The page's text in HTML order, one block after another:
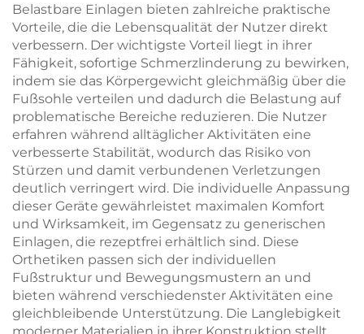
Belastbare Einlagen bieten zahlreiche praktische
Vorteile, die die Lebensqualität der Nutzer direkt
verbessern. Der wichtigste Vorteil liegt in ihrer
Fähigkeit, sofortige Schmerzlinderung zu bewirken,
indem sie das Körpergewicht gleichmäßig über die
Fußsohle verteilen und dadurch die Belastung auf
problematische Bereiche reduzieren. Die Nutzer
erfahren während alltäglicher Aktivitäten eine
verbesserte Stabilität, wodurch das Risiko von
Stürzen und damit verbundenen Verletzungen
deutlich verringert wird. Die individuelle Anpassung
dieser Geräte gewährleistet maximalen Komfort
und Wirksamkeit, im Gegensatz zu generischen
Einlagen, die rezeptfrei erhältlich sind. Diese
Orthetiken passen sich der individuellen
Fußstruktur und Bewegungsmustern an und
bieten während verschiedenster Aktivitäten eine
gleichbleibende Unterstützung. Die Langlebigkeit